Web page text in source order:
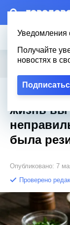
Уведомления
Получайте
новостях в
Новости
Городовой Полезное
Эта
жизнь вы
была
Опубликовано: 7
Проверено